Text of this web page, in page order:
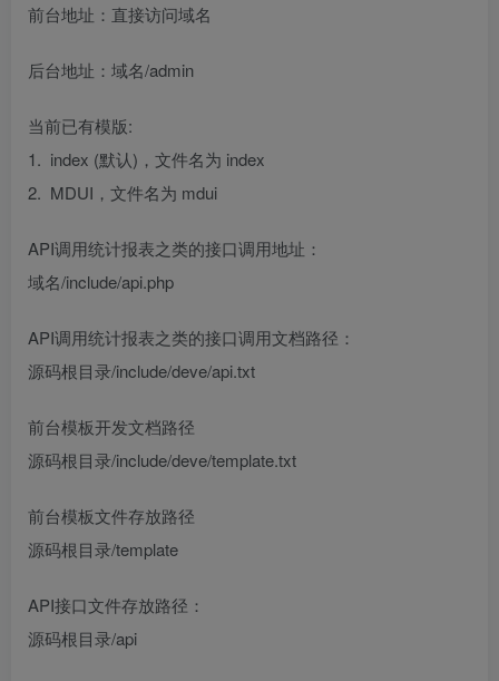
前台地址：直接访问域名
后台地址：域名/admin
当前已有模版:
1. index (默认)，文件名为 index
2. MDUI，文件名为 mdui
API调用统计报表之类的接口调用地址：
域名/include/api.php
API调用统计报表之类的接口调用文档路径：
源码根目录/include/deve/api.txt
前台模板开发文档路径
源码根目录/include/deve/template.txt
前台模板文件存放路径
源码根目录/template
API接口文件存放路径：
源码根目录/api